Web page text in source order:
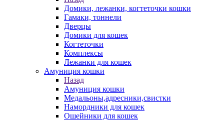
Домики, лежанки, когтеточки кошки
Гамаки, тоннели
Дверцы
Домики для кошек
Когтеточки
Комплексы
Лежанки для кошек
Амуниция кошки
Назад
Амуниция кошки
Медальоны,адресники,свистки
Намордники для кошек
Ошейники для кошек